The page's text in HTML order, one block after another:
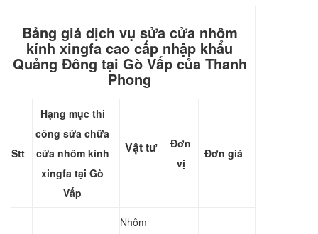
Bảng giá dịch vụ sửa cửa nhôm
kính xingfa cao cấp nhập khẩu
Quảng Đông tại Gò Vấp của Thanh
Phong
Stt
Hạng mục thi
công sửa chữa
cửanhôm kính
xingfa tại Gò
Vấp
Vật tư
Đơn
vị
Đơn giá
Nhôm